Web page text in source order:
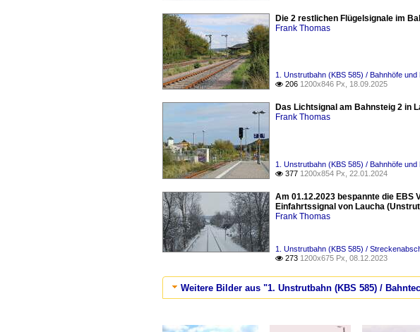
Die 2 restlichen Flügelsignale im
Frank Thomas
1. Unstrutbahn (KBS 585) / Bahnhöfe
 206 1200x846 Px, 18.09.2025
Das Lichtsignal am Bahnsteig 2 in
Frank Thomas
1. Unstrutbahn (KBS 585) / Bahnhöfe
 377 1200x854 Px, 22.01.2024
Am 01.12.2023 bespannte die
Einfahrtssignal von Laucha
Frank Thomas
1. Unstrutbahn (KBS 585) /
 273 1200x675 Px, 08.12.2023
Weitere Bilder aus "1. Unstrutbahn (KBS 585) /